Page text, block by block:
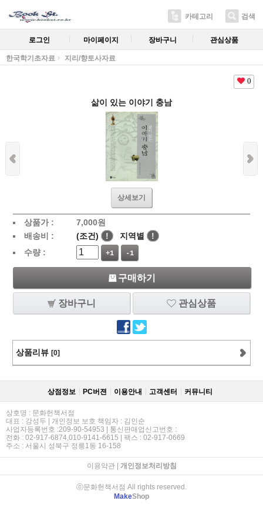
카테고리 검색
로그인 마이페이지 장바구니 관심상품
한국학기초자료 지리/향토사자료
0
삶이 있는 이야기 충남
상세보기
상품가 : 7,000원
배송비 :
(조건) ! 지역별
!
수량 :
+1 -1
구매하기
장바구니 관심상품
상품리뷰 [0]
상점정보 PC버젼 이용안내 고객센터 커뮤니티
상호명 : 문화헌책서점
대표 : 강성두 | 개인정보 보호 책임자 : 김인순
사업자등록번호 :209-90-54953 | 통신판매업신고번호 :
전화 : 02-917-6874,010-9141-6615 | 팩스 : 02-917-0669
주소 : 서울시 성북구 정릉1동 16-158
이용약관| 개인정보처리방침
ⓒ문화헌책서점 All rights reserved.
MakeShop